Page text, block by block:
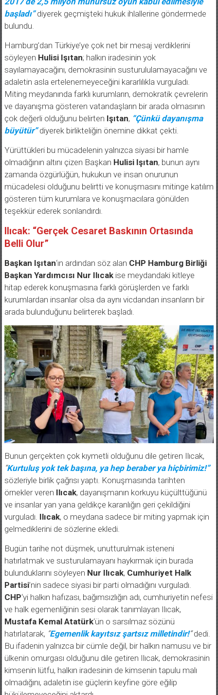
başladı”diyerek geçmişteki hukuk ihlallerine göndermede
bulundu.
söyleyen Hulisi Işıtan; halkın iradesinin yok
sayılamayacağını, demokrasinin susturululamayacağını ve
adaletin asla ertelenemeyeceğini kararlılıkla vurguladı.
Miting meydanında farklı kurumların, demokratik çevrelerin
ve dayanışma gösteren vatandaşların bir arada olmasının
çok değerli olduğunu belirten
Işıtan
“Çünkü dayanışma
büyütür” diyerek birlikteliğin önemine dikkat çekti.
olmadığının altını çizen Başkan
Hulisi Işıtan
zamanda özgürlüğün, hukukun ve insan onurunun
mücadelesi olduğunu belirtti ve konuşmasını mitinge katılım
gösteren tüm kurumlara ve konuşmacılara gönülden
teşekkür ederek sonlandırdı.
Ilıcak: “Gerçek Cesaret Baskının Ortasında
Belli Olur”
‘ın ardından söz alan
CHP Hamburg Birliği
Başkan Yardımcısı Nur Ilıcak
ise meydandaki kitleye
hitap ederek konuşmasına farklı görüşlerden ve farklı
kurumlardan insanlar olsa da aynı vicdandan insanların bir
arada bulunduğunu belirterek başladı.
Bunun gerçekten çok kıymetli olduğunu dile getiren Ilıcak,
“Kurtuluş yok tek başına, ya hep beraber ya hiçbirimiz!”
sözleriyle birlik çağrısı yaptı. Konuşmasında tarihten
örnekler veren Ilıcak
, dayanışmanın korkuyu küçülttüğünü
ve insanlar yan yana geldikçe karanlığın geri çekildiğini
vurguladı. Ilıcak, o meydana sadece bir miting yapmak için
gelmediklerini de sözlerine ekledi.
Bugün tarihe not düşmek, unutturulmak isteneni
hatırlatmak ve susturulamayanı haykırmak için burada
bulunduklarını söyleyen Nur Ilıcak ,Cumhuriyet Halk
Partisi’nin sadece siyasi bir parti olmadığını vurguladı.
CHP‘yi halkın hafızası, bağımsızlığın adı, cumhuriyetin nefesi
ve halk egemenliğinin sesi olarak tanımlayan Ilıcak,
Mustafa Kemal Atatürk ‘ün o sarsılmaz sözünü
hatırlatarak,
“Egemenlik kayıtsız şartsız milletindir!“dedi.
Bu ifadenin yalnızca bir cümle değil, bir halkın namusu ve bir
ülkenin omurgası olduğunu dile getiren Ilıcak, demokrasinin
kimsenin lütfu, halkın iradesinin de kimsenin tapulu malı
olmadığını, adaletin ise güçlerin keyfine göre eğilip
bükülemeyeceğini aktardı.